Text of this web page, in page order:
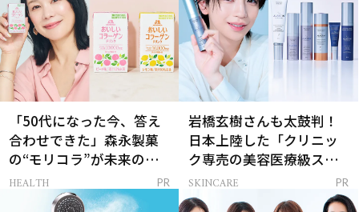
「50代になった今、答え
合わせできた」森永製菓
の“モリコラ”が未来のキ
レイを連れてくる！
HEALTH PR
岩橋玄樹さんも太鼓判！
日本上陸した「クリニッ
ク専売の美容医療級スキ
ンケア」
SKINCARE PR